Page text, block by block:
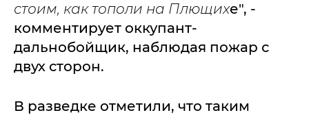
стоим, как тополи на Плющихе", -
комментирует оккупант-
дальнобойщик, наблюдая пожар с
двух сторон.
В разведке отметили, что таким